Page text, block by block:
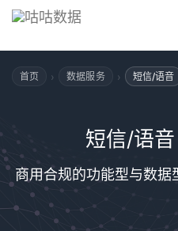
首页 › 数据服务 › 短信/语音
短信/语音
商用合规的功能型与数据